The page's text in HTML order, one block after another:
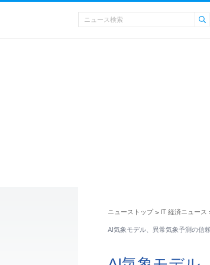
ニューストップ > IT 経済ニュース
AI気象モデル、異常気象予測の信